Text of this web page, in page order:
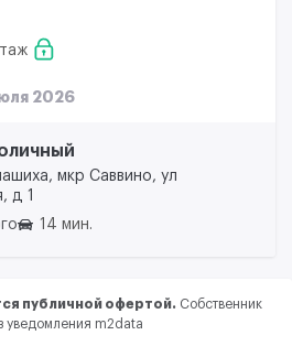
2026
мкр Саввино, ул
д 1
14 мин.
публичной офертой. Собственник
уведомления m2data